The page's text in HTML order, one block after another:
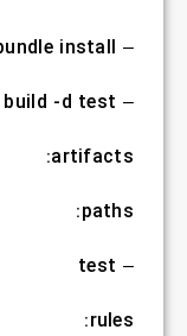
– bundle install
– bundle exec jekyll build -d test
artifacts:
paths:
– test
rules: